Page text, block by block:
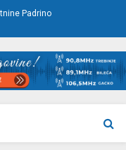
Padrino